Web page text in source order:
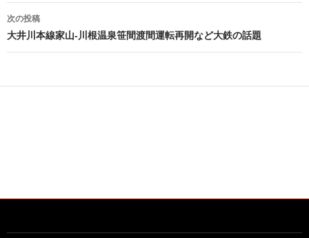
ナ
ビ
ー
次の投稿
大井川本線家山-川根温泉笹間渡間運転再開など大鉄の話題